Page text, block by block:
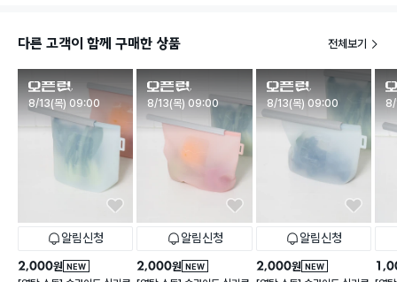
다른 고객이 함께 구매한 상품 전체보기
판매시작
8/13(목) 09:00
알림신청
NEW
2,000원
판매시작
8/13(목) 09:00
알림신청
NEW
2,000원
판매시작
8/13(목) 09:00
알림신청
NEW
2,000원
8/